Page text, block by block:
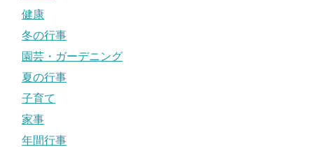
健康
冬の行事
園芸・ガーデニング
夏の行事
子育て
家事
年間行事